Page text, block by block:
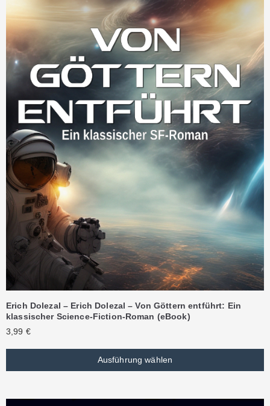
Erich Dolezal – Erich Dolezal – Von Göttern entführt: Ein
klassischer Science-Fiction-Roman (eBook)
3,99 €
Ausführung wählen